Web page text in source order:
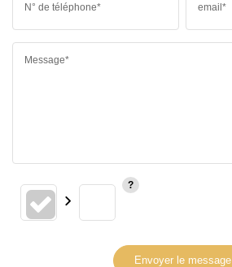
N° de téléphone* email*
Message*
Envoyer le message